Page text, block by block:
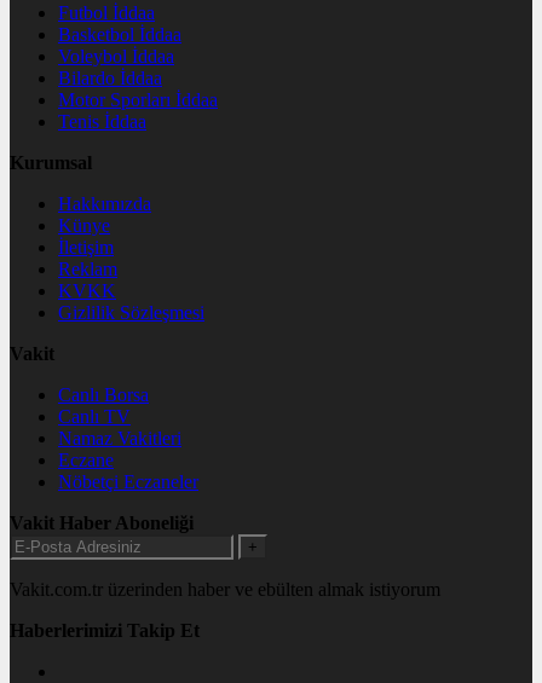
Futbol İddaa
Basketbol İddaa
Voleybol İddaa
Bilardo İddaa
Motor Sporları İddaa
Tenis İddaa
Kurumsal
Hakkımızda
Künye
İletişim
Reklam
KVKK
Gizlilik Sözleşmesi
Vakit
Canlı Borsa
Canlı TV
Namaz Vakitleri
Eczane
Nöbetçi Eczaneler
Vakit Haber Aboneliği
+
Vakit.com.tr üzerinden haber ve ebülten almak istiyorum
Haberlerimizi Takip Et